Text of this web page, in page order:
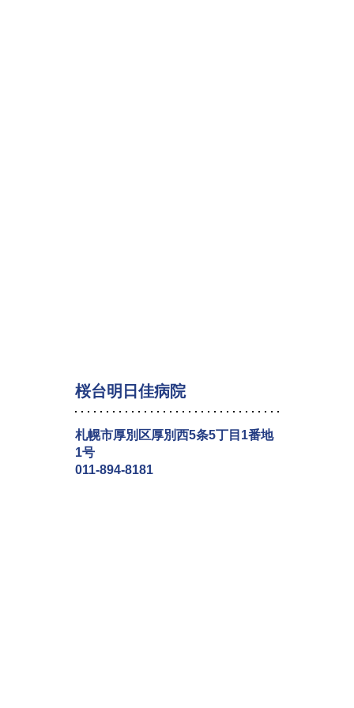
桜台明日佳病院
札幌市厚別区厚別西5条5丁目1番地
1号
011-894-8181